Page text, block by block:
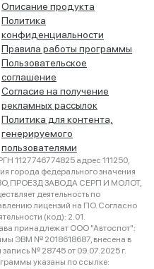
Описание продукта
Политика
конфиденциальности
Правила работы программы
Пользовательское
соглашение
Согласие на получение
рекламных рассылок
Политика для контента,
генерируемого
пользователями
1127746774825 адрес 111250,
города федерального значения
ПРОЕЗД ЗАВОДА СЕРП И МОЛОТ,
деятельность по
лицензий на ПО. Согласно
(код): 2.01.
принадлежат ООО "Автоспот":
ЭВМ № 2018618687, внесена в
№ 28745 от 09.07.2025 г.
указаны по ссылке: